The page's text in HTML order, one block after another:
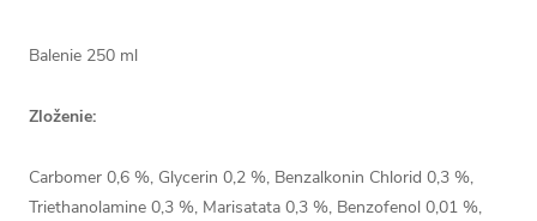
Balenie 250 ml
Zloženie:
Carbomer 0,6 %, Glycerin 0,2 %, Benzalkonin Chlorid 0,3 %,
Triethanolamine 0,3 %, Marisatata 0,3 %, Benzofenol 0,01 %,